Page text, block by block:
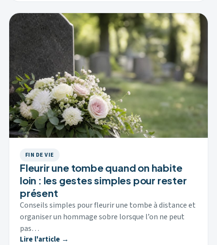
FIN DE VIE
Fleurir une tombe quand on habite
loin : les gestes simples pour rester
présent
Conseils simples pour fleurir une tombe à distance et
organiser un hommage sobre lorsque l’on ne peut
pas…
Lire l'article →